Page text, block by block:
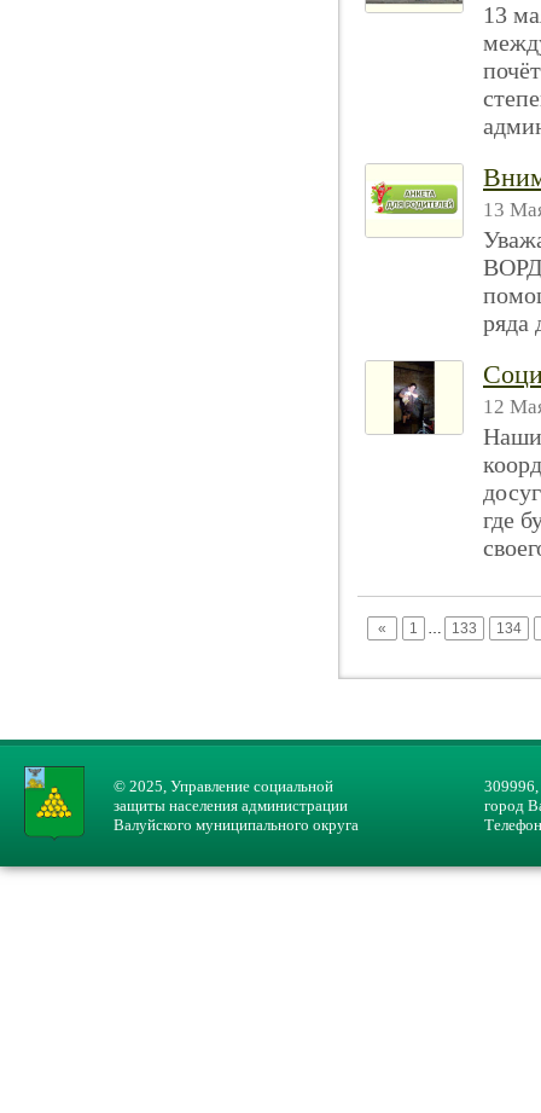
13
13
ряда
12
Наши
где
« 1 … 133 134
© 2025, Управление социальной
защиты населения администрации
Валуйского муниципального округа
309996,
город